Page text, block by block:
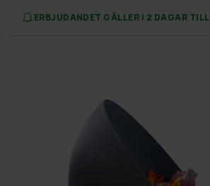
ERBJUDANDET GÄLLER I 2 DAGAR TILL